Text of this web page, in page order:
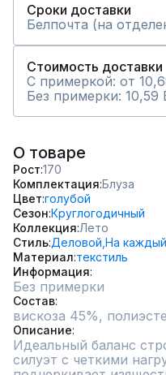
Сроки доставки
Белпочта (на
Стоимость доставки
С примеркой: от
Без примерки: 10,59
О товаре
Рост 170
Комплектация Блуза
Цвет голубой
Сезон Круглогодичный
Коллекция Лето
Стиль Деловой, На
Материал текстиль
Информация
Без примерки
Состав
вискоза 45%,
Описание
Идеальный баланс
силуэт с четкими